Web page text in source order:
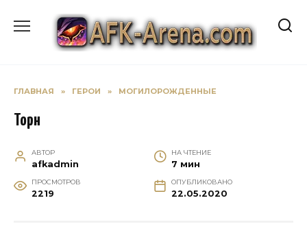
содержанию
ГЛАВНАЯ » ГЕРОИ » МОГИЛОРОЖДЕННЫЕ
Торн
АВТОР
afkadmin
НА ЧТЕНИЕ
7 мин
ПРОСМОТРОВ
2219
ОПУБЛИКОВАНО
22.05.2020